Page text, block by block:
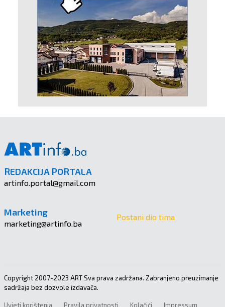
REDAKCIJA PORTALA
artinfo.portal@gmail.com
Marketing
marketing@artinfo.ba
Postani dio tima
Copyright 2007-2023 ART Sva prava zadržana. Zabranjeno preuzimanje
sadržaja bez dozvole izdavača.
Uvjeti korištenja Pravila privatnosti Kolačići Impressum